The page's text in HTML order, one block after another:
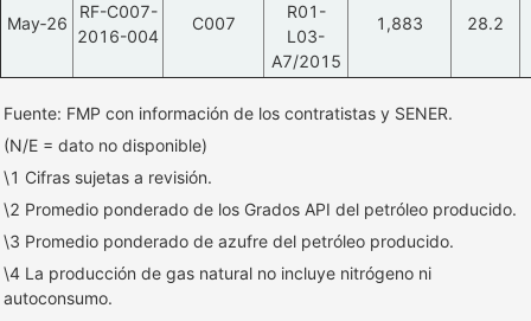
May‑26
RF-C007-
2016-004
C007
R01-
L03-
A7/2015
1,883 28.2
Fuente: FMP con información de los contratistas y SENER.
(N/E = dato no disponible)
\1 Cifras sujetas a revisión.
\2 Promedio ponderado de los Grados API del petróleo producido.
\3 Promedio ponderado de azufre del petróleo producido.
\4 La producción de gas natural no incluye nitrógeno ni
autoconsumo.